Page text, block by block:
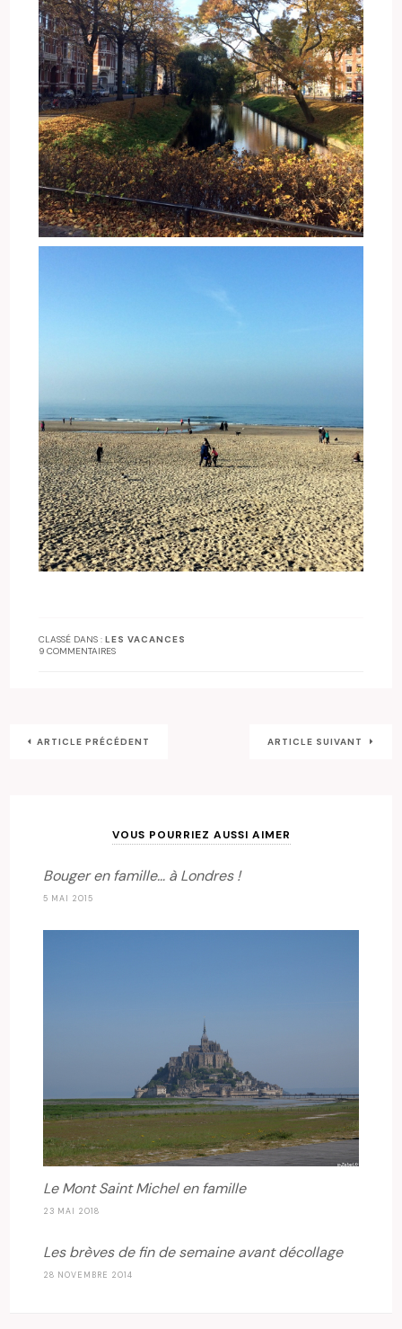
CLASSÉ DANS :LES VACANCES
9 COMMENTAIRES
ARTICLE PRÉCÉDENT ARTICLE SUIVANT
VOUS POURRIEZ AUSSI AIMER
Bouger en famille… à Londres !
5 MAI 2015
Le Mont Saint Michel en famille
23 MAI 2018
Les brèves de fin de semaine avant décollage
28 NOVEMBRE 2014